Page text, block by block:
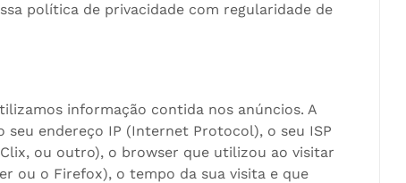
política de privacidade com regularidade de
informação contida nos anúncios. A
endereço IP (Internet Protocol), o seu ISP
ou outro), o browser que utilizou ao visitar
ou o Firefox), o tempo da sua visita e que